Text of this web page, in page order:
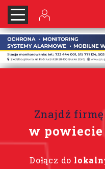
Znajdź
w
Dołącz do